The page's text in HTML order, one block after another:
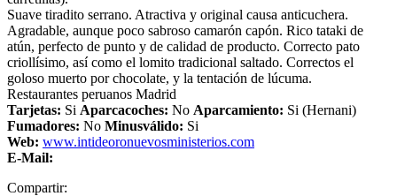
Suave tiradito serrano. Atractiva y original causa anticuchera.
Agradable, aunque poco sabroso camarón capón. Rico tataki de
atún, perfecto de punto y de calidad de producto. Correcto pato
criollísimo, así como el lomito tradicional saltado. Correctos el
goloso muerto por chocolate, y la tentación de lúcuma.
Restaurantes peruanos Madrid
Tarjetas: Si Aparcacoches: No Aparcamiento: Si (Hernani)
Fumadores: No Minusválido: Si
Web: www.intideoronuevosministerios.com
E-Mail:
Compartir: